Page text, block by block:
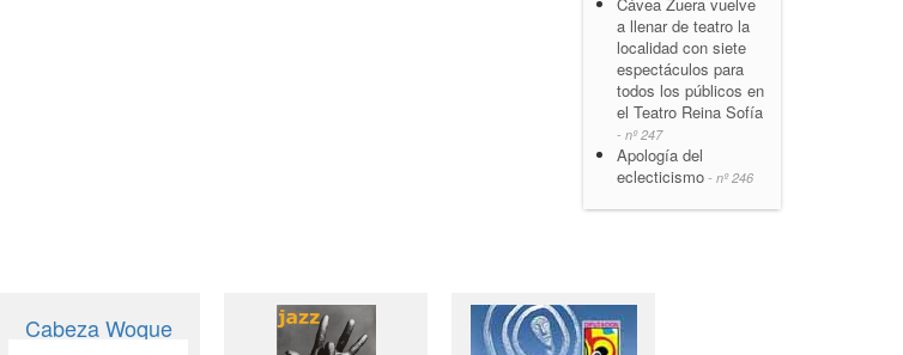
a llenar de teatro la
localidad con siete
espectáculos para
todos los públicos en
el Teatro Reina Sofía
- nº 247
Apología del
eclecticismo - nº 246
Cabeza Woque